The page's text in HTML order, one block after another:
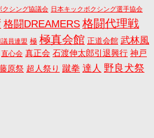
クシング協議会 日本キックボクシング選手協会
格闘DREAMERS 格闘代理戦
員連盟 極 極真会館 正道会館 武林風
直心会 真正会 石渡伸太郎引退興行 神戸
原祭 超人祭り 蹴拳 達人 野良犬祭